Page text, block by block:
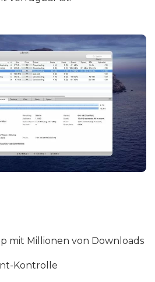
mit Millionen von Downloads
Kontrolle